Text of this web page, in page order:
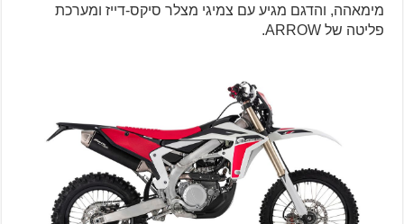
מימאהה, והדגם מגיע עם צמיגי מצלר סיקס-דייז ומערכת
פליטה של ARROW.